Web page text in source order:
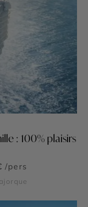
: 100% plaisirs
/pers